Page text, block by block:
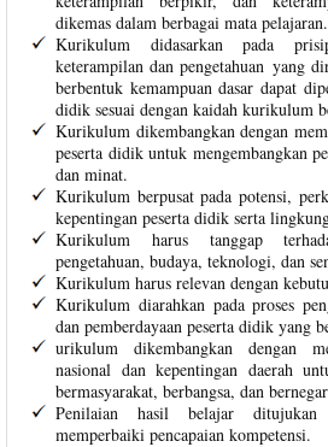
dikemas dalam berbagai mata pelajaran.
Kurikulum didasarkan pada
keterampilan dan pengetahuan yang
berbentuk kemampuan dasar dapat
didik sesuai dengan kaidah kurikulum
Kurikulum dikembangkan dengan
peserta didik untuk mengembangkan
dan minat.
Kurikulum berpusat pada potensi,
kepentingan peserta didik serta
Kurikulum harus tanggap
pengetahuan, budaya, teknologi, dan
Kurikulum harus relevan dengan
Kurikulum diarahkan pada proses
dan pemberdayaan peserta didik yang
urikulum dikembangkan dengan
nasional dan kepentingan daerah
bermasyarakat, berbangsa, dan
Penilaian hasil belajar
memperbaiki pencapaian kompetensi.